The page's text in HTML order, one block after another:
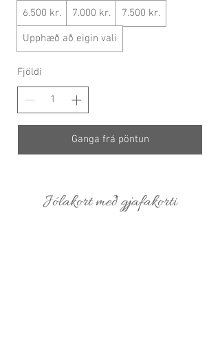
6.500 kr. 7.000 kr. 7.500 kr.
Upphæð að eigin vali
Fjöldi
Ganga frá pöntun
Jólakort með gjafakorti